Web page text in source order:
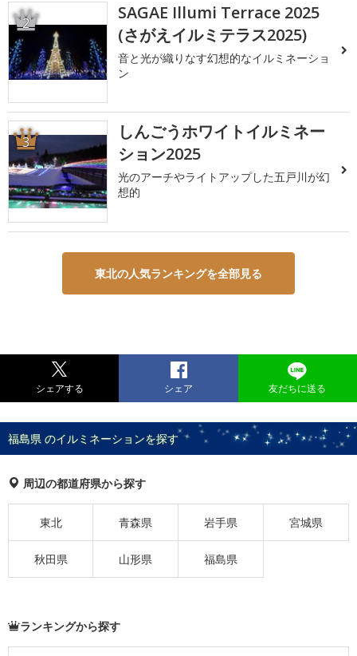
2
SAGAE Illumi Terrace 2025
(さがえイルミテラス2025)
音と光が織りなす幻想的なイルミネーショ
ン
3
しんごうホワイトイルミネー
ション2025
光のアーチやライトアップした五戸川が幻
想的
東北の人気ランキングを全部見る
シェアする シェア 友だちに送る
福島県 のイルミネーションを探す
周辺の都道府県から探す
東北 青森県 岩手県 宮城県
秋田県 山形県 福島県
ランキングから探す